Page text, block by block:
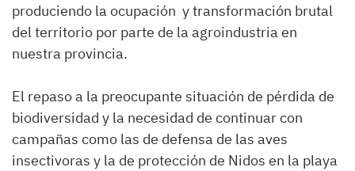
produciendo la ocupación y transformación brutal
del territorio por parte de la agroindustria en
nuestra provincia.
El repaso a la preocupante situación de pérdida de
biodiversidad y la necesidad de continuar con
campañas como las de defensa de las aves
insectivoras y la de protección de Nidos en la playa